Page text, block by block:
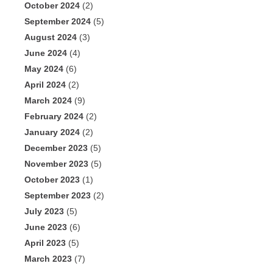
October 2024 (2)
September 2024 (5)
August 2024 (3)
June 2024 (4)
May 2024 (6)
April 2024 (2)
March 2024 (9)
February 2024 (2)
January 2024 (2)
December 2023 (5)
November 2023 (5)
October 2023 (1)
September 2023 (2)
July 2023 (5)
June 2023 (6)
April 2023 (5)
March 2023 (7)